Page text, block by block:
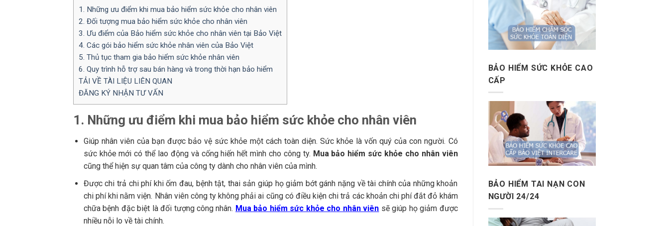
1. Những ưu điểm khi mua bảo hiểm sức khỏe cho nhân viên
2. Đối tượng mua bảo hiểm sức khỏe cho nhân viên
3. Ưu điểm của Bảo hiểm sức khỏe cho nhân viên tại Bảo Việt
4. Các gói bảo hiểm sức khỏe nhân viên của Bảo Việt
5. Thủ tục tham gia bảo hiểm sức khỏe nhân viên
6. Quy trình hỗ trợ sau bán hàng và trong thời hạn bảo hiểm
TẢI VỀ TÀI LIỆU LIÊN QUAN
ĐĂNG KÝ NHẬN TƯ VẤN
1. Những ưu điểm khi mua bảo hiểm sức khỏe cho nhân viên
Giúp nhân viên của bạn được bảo vệ sức khỏe một cách toàn diện. Sức khỏe là vốn quý của con người. Có
sức khỏe mới có thể lao động và cống hiến hết mình cho công ty. Mua bảo hiểm sức khỏe cho nhân viên
cũng thể hiện sự quan tâm của công ty dành cho nhân viên của mình.
Được chi trả chi phí khi ốm đau, bệnh tật, thai sản giúp họ giảm bớt gánh nặng về tài chính của những khoản
chi phí khi nằm viện. Nhân viên công ty không phải ai cũng có điều kiện chi trả các khoản chi phí đắt đỏ khám
chữa bệnh đặc biệt là đối tượng công nhân. Mua bảo hiểm sức khỏe cho nhân viên sẽ giúp họ giảm được
nhiều nỗi lo về tài chính.
BẢO HIỂM SỨC KHỎE CAO
CẤP
BẢO HIỂM TAI NẠN CON
NGƯỜI 24/24